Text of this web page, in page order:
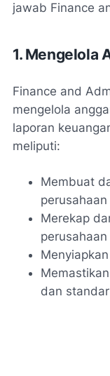
jawab Finance
1. Mengelola
Finance and
mengelola
laporan
meliputi:
Membuat
perusahaan
Merekap
perusahaan
dan